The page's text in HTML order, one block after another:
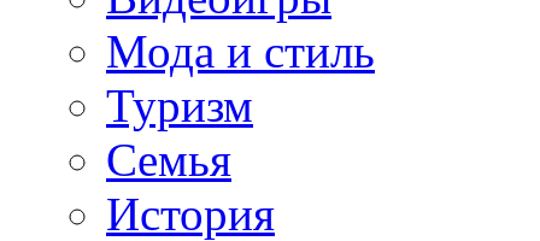
Мода и стиль
Туризм
Семья
История